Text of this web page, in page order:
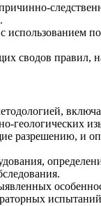
сводов
геологических
разрешению, и